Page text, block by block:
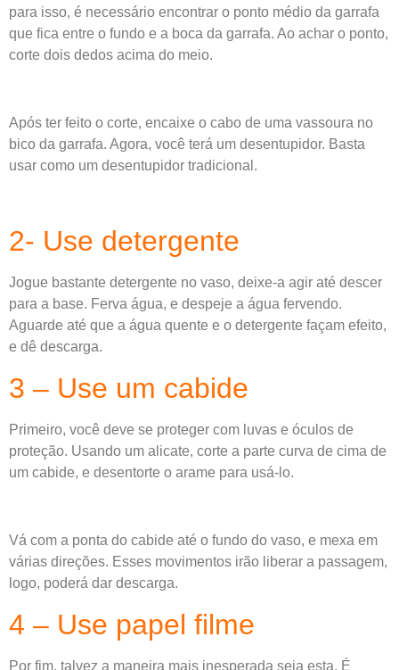
para isso, é necessário encontrar o ponto médio da garrafa
que fica entre o fundo e a boca da garrafa. Ao achar o ponto,
corte dois dedos acima do meio.
Após ter feito o corte, encaixe o cabo de uma vassoura no
bico da garrafa. Agora, você terá um desentupidor. Basta
usar como um desentupidor tradicional.
2- Use detergente
Jogue bastante detergente no vaso, deixe-a agir até descer
para a base. Ferva água, e despeje a água fervendo.
Aguarde até que a água quente e o detergente façam efeito,
e dê descarga.
3 – Use um cabide
Primeiro, você deve se proteger com luvas e óculos de
proteção. Usando um alicate, corte a parte curva de cima de
um cabide, e desentorte o arame para usá-lo.
Vá com a ponta do cabide até o fundo do vaso, e mexa em
várias direções. Esses movimentos irão liberar a passagem,
logo, poderá dar descarga.
4 – Use papel filme
Por fim, talvez a maneira mais inesperada seja esta. É